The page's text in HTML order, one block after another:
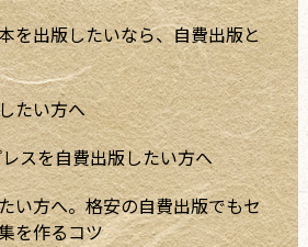
を出版したいなら、自費出版と
たい方へ
スを自費出版したい方へ
い方へ。格安の自費出版でもセ
を作るコツ